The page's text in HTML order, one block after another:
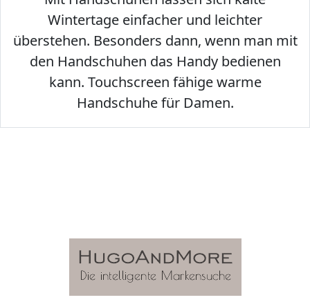
Wintertage einfacher und leichter
überstehen. Besonders dann, wenn man mit
den Handschuhen das Handy bedienen
kann. Touchscreen fähige warme
Handschuhe für Damen.